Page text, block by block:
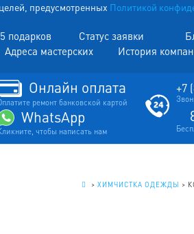
предусмотренных Политикой
подарков Статус заявки
Адреса мастерских
История
Онлайн оплата
ремонт банковской картой
WhatsApp
чтобы написать нам
+7
> ХИМЧИСТКА ОДЕЖДЫ >